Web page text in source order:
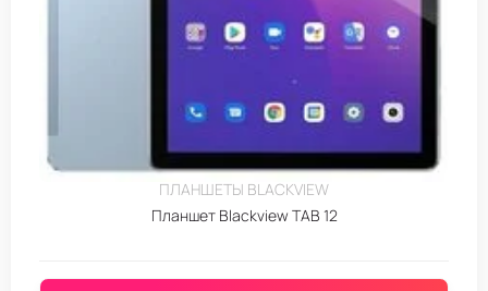
ПЛАНШЕТЫ BLACKVIEW
Планшет Blackview TAB 12